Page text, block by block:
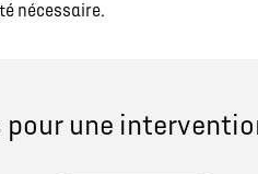
nécessaire.
une